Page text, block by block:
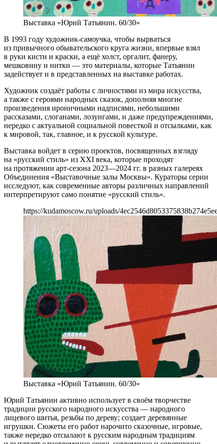
Выставка «Юрий Татьянин. 60/30»
В 1993 году художник-самоучка, чтобы вырваться
из привычного обывательского круга жизни, впервые взял
в руки кисти и краски, а ещё холст, оргалит, фанеру,
мешковину и нитки — это материалы, которые Татьянин
задействует и в представленных на выставке работах.
Художник создаёт работы с личностями из мира искусства,
а также с героями народных сказок, дополняя многие
произведения ироничными надписями, небольшими
рассказами, слоганами, лозунгами, и даже предупреждениями,
нередко с актуальной социальной повесткой и отсылками, как
к мировой, так, главное, и к русской культуре.
Выставка войдет в серию проектов, посвященных взгляду
на «русский стиль» из XXI века, которые проходят
на протяжении арт-сезона 2023—2024 гг. в разных галереях
Объединения «Выставочные залы Москвы». Кураторы серии
исследуют, как современные авторы различных направлений
интерпретируют само понятие «русский стиль».
https://kudamoscow.ru/uploads/
Выставка «Юрий Татьянин. 60/30»
Юрий Татьянин активно использует в своём творчестве
традиции русского народного искусства — народного
лицевого шитья, резьбы по дереву; создает деревянные
игрушки. Сюжеты его работ нарочито сказочные, игровые,
также нередко отсылают к русским народным традициям